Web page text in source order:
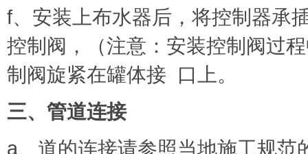
f、安装上布水器后，将控制器承
控制阀，（注意：安装控制阀过
制阀旋紧在罐体接 口上。
三、管道连接
a、道的连接请参照当地施工规范